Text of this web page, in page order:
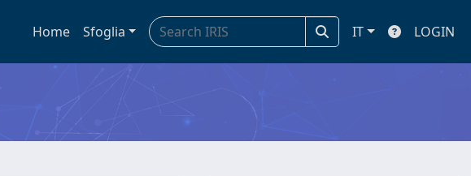
Home Sfoglia IT LOGIN